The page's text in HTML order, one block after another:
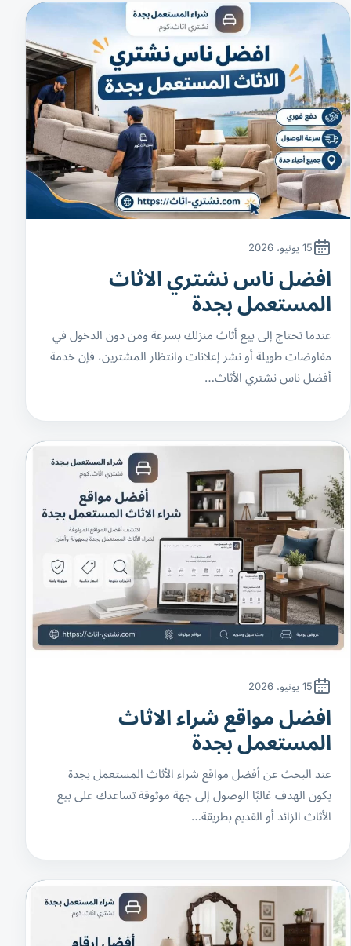
15 يونيو، 2026
افضل ناس نشتري الاثاث
المستعمل بجدة
عندما تحتاج إلى بيع أثاث منزلك بسرعة ومن دون الدخول في
مفاوضات طويلة أو نشر إعلانات وانتظار المشترين، فإن خدمة
أفضل ناس نشتري الأثاث…
15 يونيو، 2026
افضل مواقع شراء الاثاث
المستعمل بجدة
عند البحث عن أفضل مواقع شراء الأثاث المستعمل بجدة
يكون الهدف غالبًا الوصول إلى جهة موثوقة تساعدك على بيع
الأثاث الزائد أو القديم بطريقة…